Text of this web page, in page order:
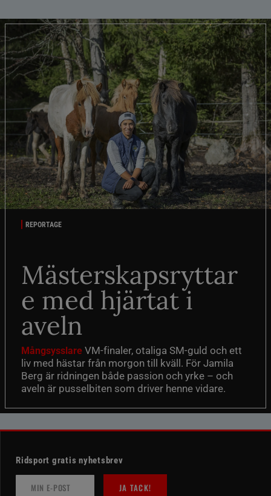
REPORTAGE
Mästerskapsryttar
e med hjärtat i
aveln
Mångsysslare VM-finaler, otaliga SM-guld och ett
liv med hästar från morgon till kväll. För Jamila
Berg är ridningen både passion och yrke – och
aveln är pusselbiten som driver henne vidare.
Ridsport gratis nyhetsbrev
JA TACK!